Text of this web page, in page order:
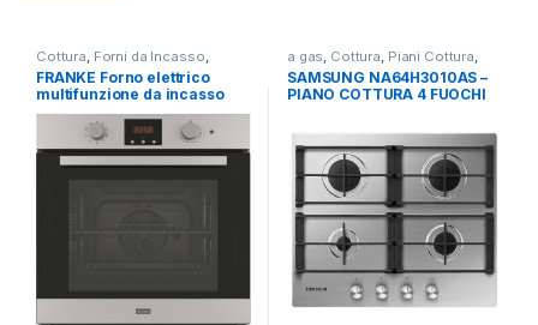
Cottura Forni da Incasso
FRANKE
FRANKE Forno elettrico
multifunzione da incasso
FSL 86 H XS
a gas Cottura Piani Cottura
SAMSUNG
SAMSUNG NA64H3010AS –
PIANO COTTURA 4 FUOCHI